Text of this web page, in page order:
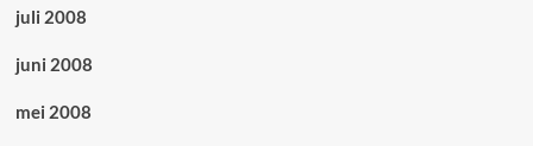
juli 2008
juni 2008
mei 2008